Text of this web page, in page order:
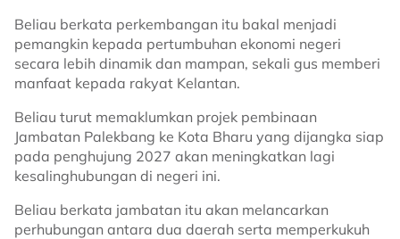
Beliau berkata perkembangan itu bakal menjadi
pemangkin kepada pertumbuhan ekonomi negeri
secara lebih dinamik dan mampan, sekali gus memberi
manfaat kepada rakyat Kelantan.
Beliau turut memaklumkan projek pembinaan
Jambatan Palekbang ke Kota Bharu yang dijangka siap
pada penghujung 2027 akan meningkatkan lagi
kesalinghubungan di negeri ini.
Beliau berkata jambatan itu akan melancarkan
perhubungan antara dua daerah serta memperkukuh